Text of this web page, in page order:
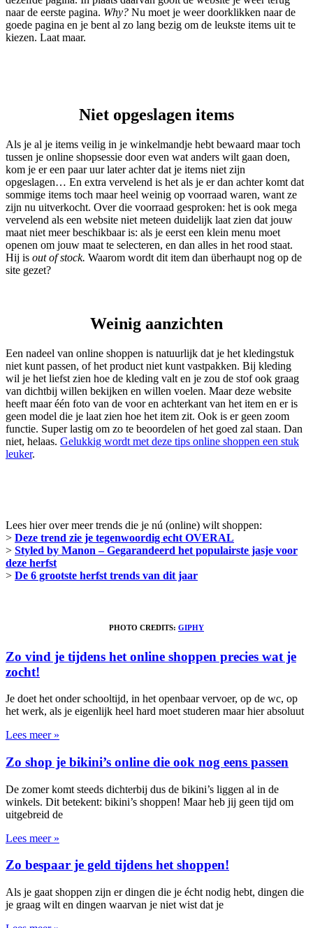
naar de eerste pagina. Why? Nu moet je weer doorklikken naar de
goede pagina en je bent al zo lang bezig om de leukste items uit te
kiezen. Laat maar.
Niet opgeslagen items
Als je al je items veilig in je winkelmandje hebt bewaard maar toch
tussen je online shopsessie door even wat anders wilt gaan doen,
kom je er een paar uur later achter dat je items niet zijn
opgeslagen… En extra vervelend is het als je er dan achter komt dat
sommige items toch maar heel weinig op voorraad waren, want ze
zijn nu uitverkocht. Over die voorraad gesproken: het is ook mega
vervelend als een website niet meteen duidelijk laat zien dat jouw
maat niet meer beschikbaar is: als je eerst een klein menu moet
openen om jouw maat te selecteren, en dan alles in het rood staat.
Hij is out of stock. Waarom wordt dit item dan überhaupt nog op de
site gezet?
Weinig aanzichten
Een nadeel van online shoppen is natuurlijk dat je het kledingstuk
niet kunt passen, of het product niet kunt vastpakken. Bij kleding
wil je het liefst zien hoe de kleding valt en je zou de stof ook graag
van dichtbij willen bekijken en willen voelen. Maar deze website
heeft maar één foto van de voor en achterkant van het item en er is
geen model die je laat zien hoe het item zit. Ook is er geen zoom
functie. Super lastig om zo te beoordelen of het goed zal staan. Dan
niet, helaas. Gelukkig wordt met deze tips online shoppen een stuk
leuker.
Lees hier over meer trends die je nú (online) wilt shoppen:
> Deze trend zie je tegenwoordig echt OVERAL
> Styled by Manon – Gegarandeerd het populairste jasje voor
deze herfst
> De 6 grootste herfst trends van dit jaar
PHOTO CREDITS: GIPHY
Zo vind je tijdens het online shoppen precies wat je
zocht!
Je doet het onder schooltijd, in het openbaar vervoer, op de wc, op
het werk, als je eigenlijk heel hard moet studeren maar hier absoluut
Lees meer »
Zo shop je bikini’s online die ook nog eens passen
De zomer komt steeds dichterbij dus de bikini’s liggen al in de
winkels. Dit betekent: bikini’s shoppen! Maar heb jij geen tijd om
uitgebreid de
Lees meer »
Zo bespaar je geld tijdens het shoppen!
Als je gaat shoppen zijn er dingen die je écht nodig hebt, dingen die
je graag wilt en dingen waarvan je niet wist dat je